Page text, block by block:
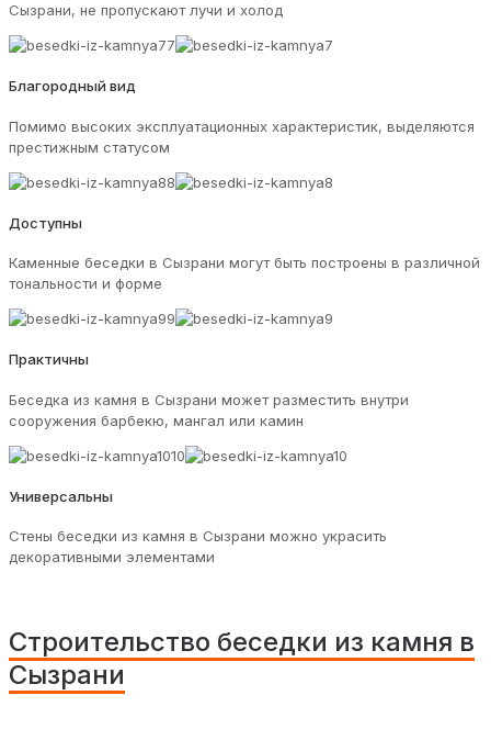
Сызрани, не пропускают лучи и холод
Благородный вид
Помимо высоких эксплуатационных характеристик, выделяются
престижным статусом
Доступны
Каменные беседки в Сызрани могут быть построены в различной
тональности и форме
Практичны
Беседка из камня в Сызрани может разместить внутри
сооружения барбекю, мангал или камин
Универсальны
Стены беседки из камня в Сызрани можно украсить
декоративными элементами
Строительство беседки из камня в
Сызрани